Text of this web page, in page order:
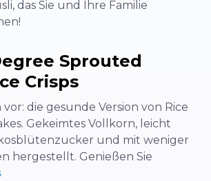
das Sie und Ihre Familie
Sprouted
Crisps
vor: die gesunde Version von Rice
Gekeimtes Vollkorn, leicht
und mit weniger
hergestellt. Genießen Sie